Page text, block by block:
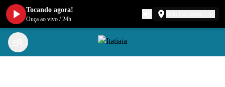
Tocando agora!
Ouça ao vivo /24h